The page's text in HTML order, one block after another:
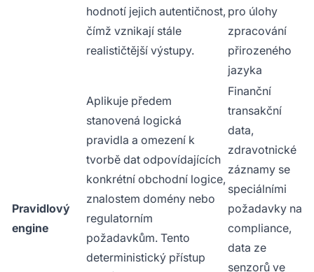
hodnotí jejich autentičnost,
čímž vznikají stále
realističtější výstupy.
pro úlohy
zpracování
přirozeného
jazyka
Pravidlový
engine
Aplikuje předem
stanovená logická
pravidla a omezení k
tvorbě dat odpovídajících
konkrétní obchodní logice,
znalostem domény nebo
regulatorním
požadavkům. Tento
deterministický přístup
Finanční
transakční
data,
zdravotnické
záznamy se
speciálními
požadavky na
compliance,
data ze
senzorů ve